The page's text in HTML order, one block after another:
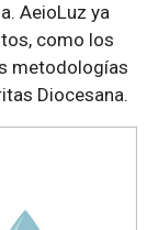
AeioLuz ya
como los
metodologías
Diocesana.